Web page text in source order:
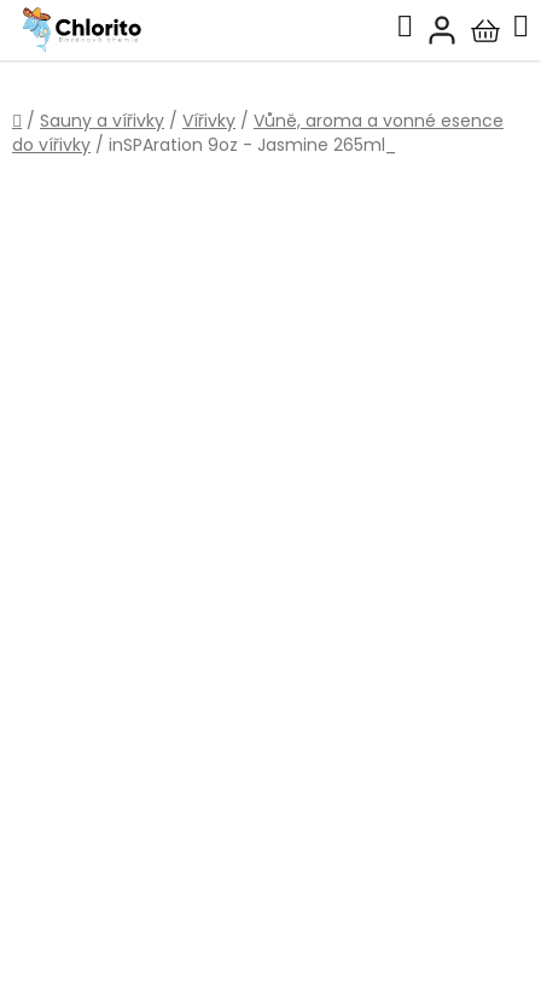
Přejít
obsah
Hledat
košík
Domů
/ Sauny a vířivky / Vířivky / Vůně, aroma a vonné esence
do vířivky / inSPAration 9oz - Jasmine 265ml_